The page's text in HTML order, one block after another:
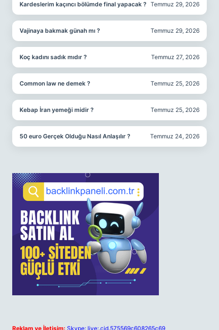
Kardeslerim kaçıncı bölümde final yapacak ? Temmuz 29, 2026
Vajinaya bakmak günah mı ? Temmuz 29, 2026
Koç kadını sadık mıdır ? Temmuz 27, 2026
Common law ne demek ? Temmuz 25, 2026
Kebap İran yemeği midir ? Temmuz 25, 2026
50 euro Gerçek Olduğu Nasıl Anlaşılır ? Temmuz 24, 2026
Reklam ve İletişim: Skype: live:.cid.575569c608265c69